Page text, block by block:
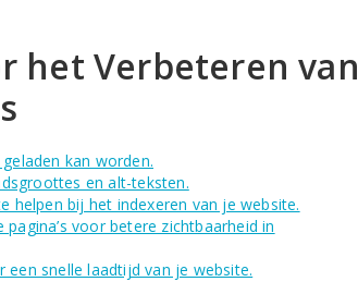
het Verbeteren van
kan worden.
en alt-teksten.
helpen bij het indexeren van je website.
voor betere zichtbaarheid in
snelle laadtijd van je website.